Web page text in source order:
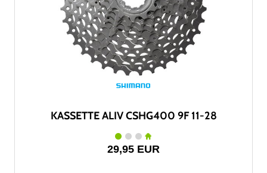
KASSETTE ALIV CSHG400 9F 11-28
29,95 EUR